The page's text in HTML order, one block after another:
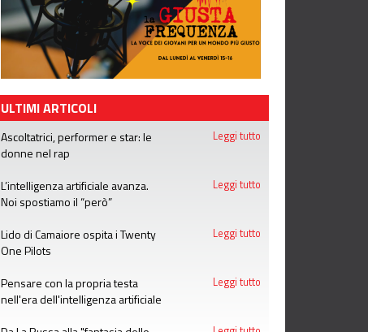
ULTIMI ARTICOLI
Ascoltatrici, performer e star: le
donne nel rap
Leggi tutto
L’intelligenza artificiale avanza.
Noi spostiamo il “però”
Leggi tutto
Lido di Camaiore ospita i Twenty
One Pilots
Leggi tutto
Pensare con la propria testa
nell'era dell'intelligenza artificiale
Leggi tutto